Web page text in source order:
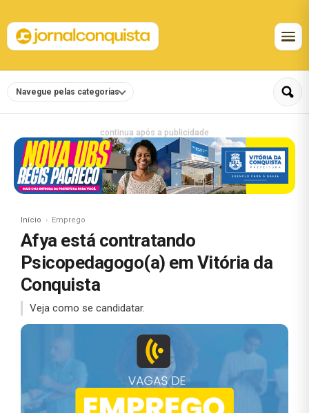
Navegue pelas categorias
continua após a publicidade
Início Emprego
Afya está contratando
Psicopedagogo(a) em Vitória da
Conquista
Veja como se candidatar.